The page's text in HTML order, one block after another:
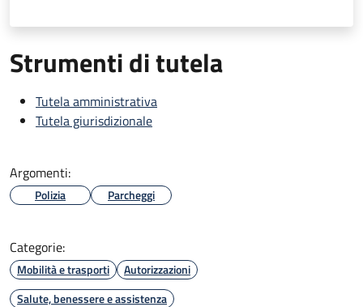
Strumenti di tutela
Tutela amministrativa
Tutela giurisdizionale
Argomenti:
Polizia Parcheggi
Categorie:
Mobilità e trasporti
Autorizzazioni
Salute, benessere e assistenza